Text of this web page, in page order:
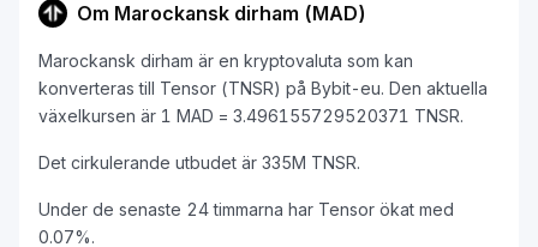
Om Marockansk dirham (MAD)
Marockansk dirham är en kryptovaluta som kan
konverteras till Tensor (TNSR) på Bybit-eu. Den aktuella
växelkursen är 1 MAD = 3.496155729520371 TNSR.
Det cirkulerande utbudet är 335M TNSR.
Under de senaste 24 timmarna har Tensor ökat med
0.07%.